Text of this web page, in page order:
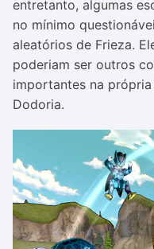
entretanto, algumas
no mínimo
aleatórios de Frieza.
poderiam ser outros
importantes na
Dodoria.